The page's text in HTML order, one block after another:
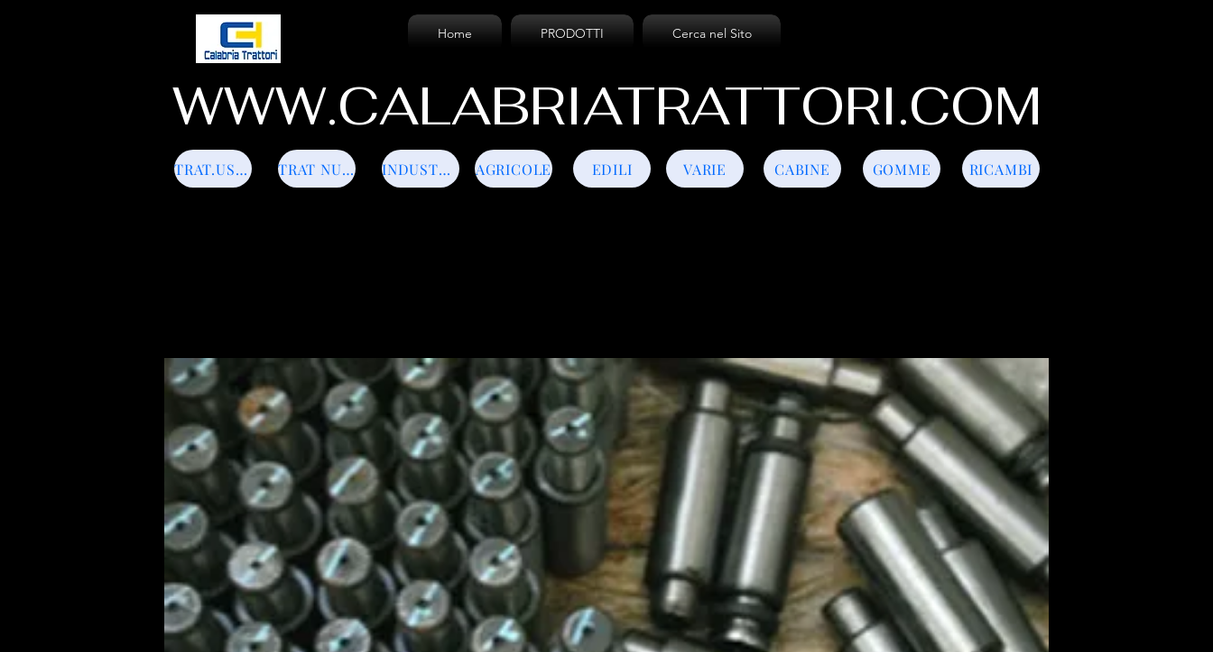
Home PRODOTTI Cerca nel Sito
WWW.CALABRIATRATTORI.COM
TRAT.USATI TRAT NUOVI INDUSTRIALI EDILI
AGRICOLE VARIE GOMME
CABINE RICAMBI